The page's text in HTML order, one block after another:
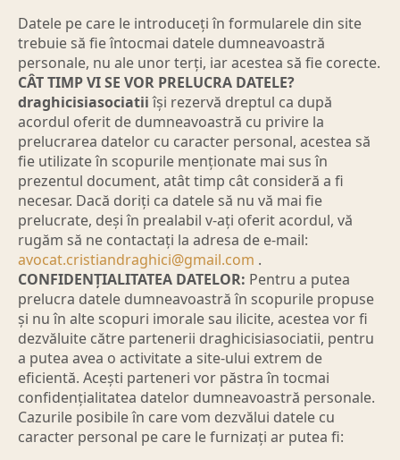
Datele pe care le introduceți în formularele din site
trebuie să fie întocmai datele dumneavoastră
personale, nu ale unor terți, iar acestea să fie corecte.
CÂT TIMP VI SE VOR PRELUCRA DATELE?
draghicisiasociatiiîși rezervă dreptul ca după
acordul oferit de dumneavoastră cu privire la
prelucrarea datelor cu caracter personal, acestea să
fie utilizate în scopurile menționate mai sus în
prezentul document, atât timp cât consideră a fi
necesar. Dacă doriți ca datele să nu vă mai fie
prelucrate, deși în prealabil v-ați oferit acordul, vă
rugăm să ne contactați la adresa de e-mail:
avocat.cristiandraghici@gmail.com .
CONFIDENȚIALITATEA DATELOR: Pentru a putea
prelucra datele dumneavoastră în scopurile propuse
și nu în alte scopuri imorale sau ilicite, acestea vor fi
dezvăluite către partenerii draghicisiasociatii, pentru
a putea avea o activitate a site-ului extrem de
eficientă. Acești parteneri vor păstra în tocmai
confidențialitatea datelor dumneavoastră personale.
Cazurile posibile în care vom dezvălui datele cu
caracter personal pe care le furnizați ar putea fi: